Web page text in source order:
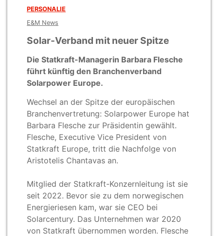
PERSONALIE
E&M News
Solar-Verband mit neuer Spitze
Die Statkraft-Managerin Barbara Flesche
führt künftig den Branchenverband
Solarpower Europe.
Wechsel an der Spitze der europäischen
Branchenvertretung: Solarpower Europe hat
Barbara Flesche zur Präsidentin gewählt.
Flesche, Executive Vice President von
Statkraft Europe, tritt die Nachfolge von
Aristotelis Chantavas an.
Mitglied der Statkraft-Konzernleitung ist sie
seit 2022. Bevor sie zu dem norwegischen
Energieriesen kam, war sie CEO bei
Solarcentury. Das Unternehmen war 2020
von Statkraft übernommen worden. Flesche